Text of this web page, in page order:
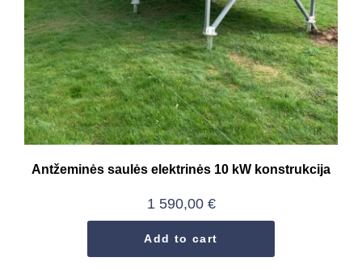
Antžeminės saulės elektrinės 10 kW konstrukcija
1 590,00 €
Add to cart